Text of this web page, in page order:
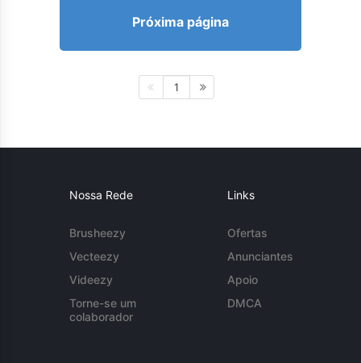
Próxima página
1
Nossa Rede
Brusheezy
Vecteezy
Videezy
Torne-se um
colaborador
Links
Ofertas
Anunciantes
Apoio
DMCA